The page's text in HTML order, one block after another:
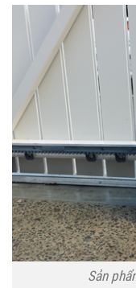
Sản